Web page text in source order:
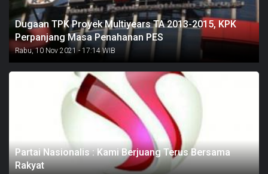
Dugaan TPK Proyek Multiyears TA 2013-2015, KPK
Perpanjang Masa Penahanan PES
Rabu, 10 Nov 2021 - 17:14 WIB
Partai Nasionalis : Kami Berjuang Terus Bersama
Rakyat